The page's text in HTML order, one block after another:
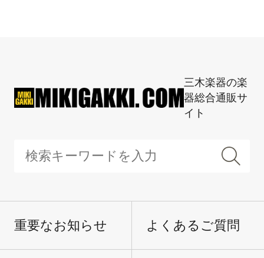
三木楽器の楽
器総合通販サ
イト
重要なお知らせ よくあるご質問